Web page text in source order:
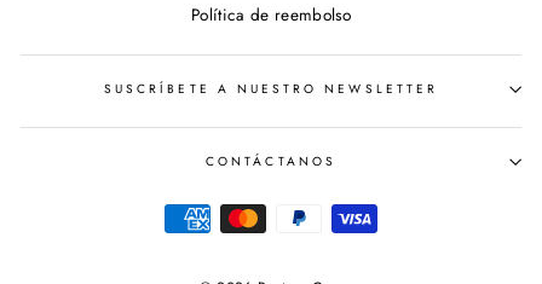
Política de reembolso
SUSCRÍBETE A NUESTRO NEWSLETTER
CONTÁCTANOS